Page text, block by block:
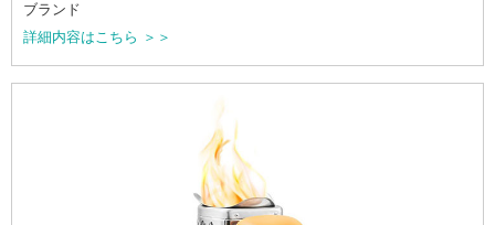
ブランド
詳細内容はこちら ＞＞